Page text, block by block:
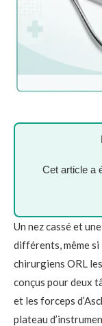
Cet article a
Un nez cassé et
différents, même
chirurgiens ORL
conçus pour deux
et les forceps
plateau